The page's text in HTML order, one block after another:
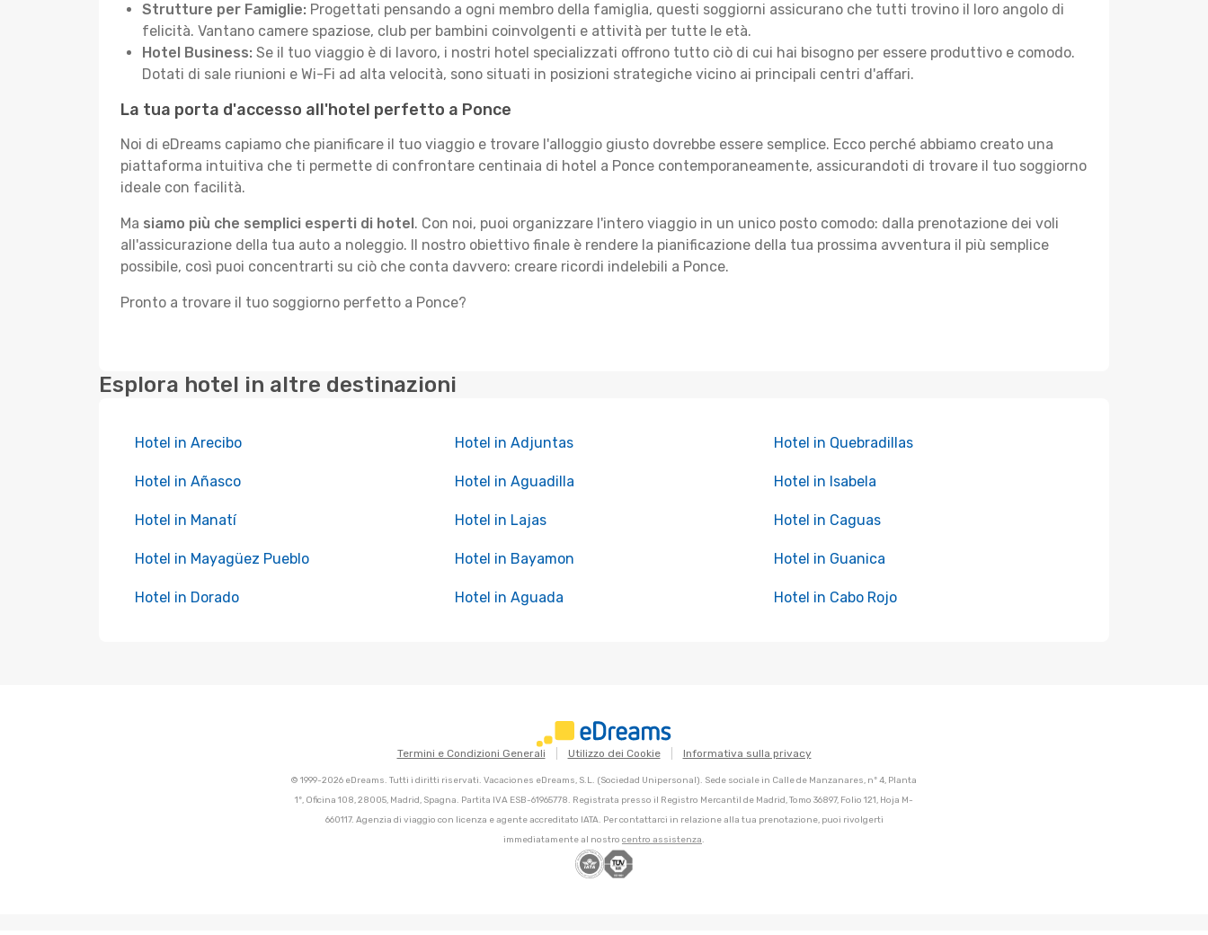
Strutture per Famiglie: Progettati pensando a ogni membro della famiglia, questi soggiorni assicurano che tutti trovino il loro angolo di
felicità. Vantano camere spaziose, club per bambini coinvolgenti e attività per tutte le età.
Hotel Business: Se il tuo viaggio è di lavoro, i nostri hotel specializzati offrono tutto ciò di cui hai bisogno per essere produttivo e comodo.
Dotati di sale riunioni e Wi-Fi ad alta velocità, sono situati in posizioni strategiche vicino ai principali centri d'affari.
La tua porta d'accesso all'hotel perfetto a Ponce
Noi di eDreams capiamo che pianificare il tuo viaggio e trovare l'alloggio giusto dovrebbe essere semplice. Ecco perché abbiamo creato una
piattaforma intuitiva che ti permette di confrontare centinaia di hotel a Ponce contemporaneamente, assicurandoti di trovare il tuo soggiorno
ideale con facilità.
Ma siamo più che semplici esperti di hotel. Con noi, puoi organizzare l'intero viaggio in un unico posto comodo: dalla prenotazione dei voli
all'assicurazione della tua auto a noleggio. Il nostro obiettivo finale è rendere la pianificazione della tua prossima avventura il più semplice
possibile, così puoi concentrarti su ciò che conta davvero: creare ricordi indelebili a Ponce.
Pronto a trovare il tuo soggiorno perfetto a Ponce?
Esplora hotel in altre destinazioni
Hotel in Arecibo Hotel in Adjuntas Hotel in Quebradillas
Hotel in Añasco Hotel in Aguadilla Hotel in Isabela
Hotel in Manatí Hotel in Lajas Hotel in Caguas
Hotel in Mayagüez Pueblo Hotel in Bayamon Hotel in Guanica
Hotel in Dorado Hotel in Aguada Hotel in Cabo Rojo
Termini e Condizioni Generali Utilizzo dei Cookie Informativa sulla privacy
© 1999-2026 eDreams. Tutti i diritti riservati. Vacaciones eDreams, S.L. (Sociedad Unipersonal). Sede sociale in Calle de Manzanares, nº 4, Planta
1º, Oficina 108, 28005, Madrid, Spagna. Partita IVA ESB-61965778. Registrata presso il Registro Mercantil de Madrid, Tomo 36897, Folio 121, Hoja M-
660117. Agenzia di viaggio con licenza e agente accreditato IATA. Per contattarci in relazione alla tua prenotazione, puoi rivolgerti
immediatamente al nostro centro assistenza.